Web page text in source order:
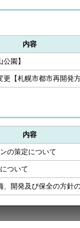
内容
園】
【札幌市都市再開発方
内容
の策定について
ついて
開発及び保全の方針